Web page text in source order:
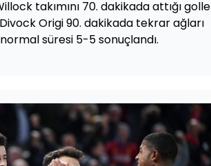
takımını 70. dakikada attığı golle
Origi 90. dakikada tekrar ağları
süresi 5-5 sonuçlandı.